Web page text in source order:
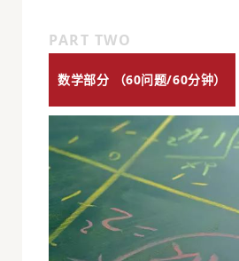
PART TWO
数学部分 （60问题/60分钟）